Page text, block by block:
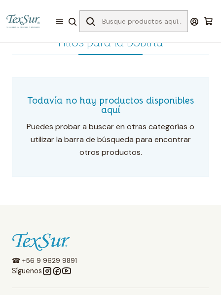
Hilos para Bordar Hilos para la bobina
Hilos para la bobina
Todavía no hay productos disponibles
aquí
Puedes probar a buscar en otras categorías o
utilizar la barra de búsqueda para encontrar
otros productos.
☎ +56 9 9629 9891
Síguenos